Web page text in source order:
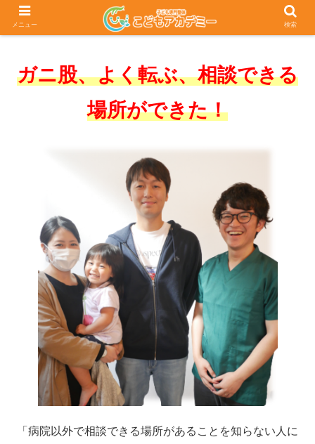
ガニ股、よく転ぶ、相談できる
場所ができた！
「病院以外で相談できる場所があることを知らない人に
メニュー 検索